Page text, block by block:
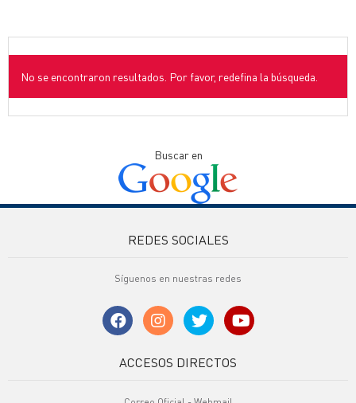
No se encontraron resultados. Por favor, redefina la búsqueda.
Buscar en
REDES SOCIALES
Síguenos en nuestras redes
ACCESOS DIRECTOS